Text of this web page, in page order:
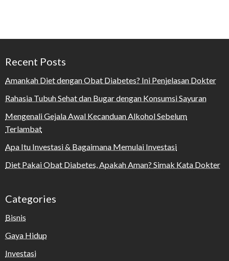
Recent Posts
Amankah Diet dengan Obat Diabetes? Ini Penjelasan Dokter
Rahasia Tubuh Sehat dan Bugar dengan Konsumsi Sayuran
Mengenali Gejala Awal Kecanduan Alkohol Sebelum
Terlambat
Apa Itu Investasi & Bagaimana Memulai Investasi
Diet Pakai Obat Diabetes, Apakah Aman? Simak Kata Dokter
Categories
Bisnis
Gaya Hidup
Investasi